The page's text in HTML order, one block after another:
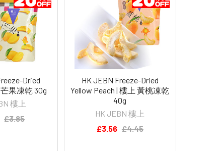
Dried
果凍乾 30g
樓上
£3.85
HK JEBN Freeze-Dried
Yellow Peach | 樓上 黃桃凍乾
40g
HK JEBN 樓上
£3.56 £4.45